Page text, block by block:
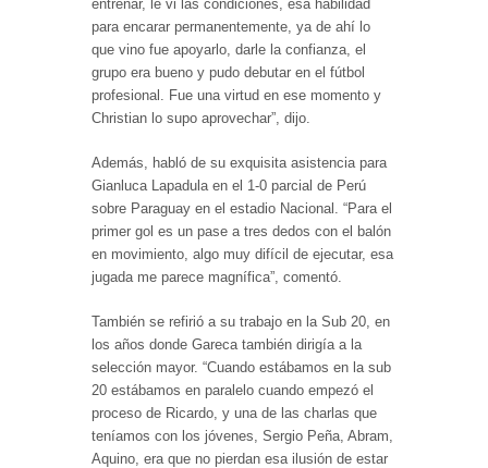
entrenar, le vi las condiciones, esa habilidad
para encarar permanentemente, ya de ahí lo
que vino fue apoyarlo, darle la confianza, el
grupo era bueno y pudo debutar en el fútbol
profesional. Fue una virtud en ese momento y
Christian lo supo aprovechar”, dijo.
Además, habló de su exquisita asistencia para
Gianluca Lapadula en el 1-0 parcial de Perú
sobre Paraguay en el estadio Nacional. “Para el
primer gol es un pase a tres dedos con el balón
en movimiento, algo muy difícil de ejecutar, esa
jugada me parece magnífica”, comentó.
También se refirió a su trabajo en la Sub 20, en
los años donde Gareca también dirigía a la
selección mayor. “Cuando estábamos en la sub
20 estábamos en paralelo cuando empezó el
proceso de Ricardo, y una de las charlas que
teníamos con los jóvenes, Sergio Peña, Abram,
Aquino, era que no pierdan esa ilusión de estar